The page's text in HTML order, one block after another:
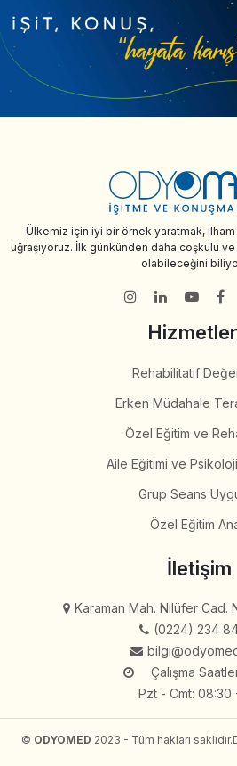
Ülkemiz için iyi bir örnek yaratmak,
uğraşıyoruz. İlk günkünden daha coşkulu ve
olabileceğini
Rehabilitatif
Erken Müdahale
Özel Eğitim ve
Aile Eğitimi ve
Grup Seans
Özel Eğitim
İletişim
Karaman Mah. Nilüfer Cad.
(0224) 234
Çalışma
Pzt - Cmt: 08:30
© ODYOMED 2023 - Tüm hakları saklıdır.